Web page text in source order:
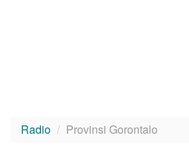
Radio Provinsi Gorontalo